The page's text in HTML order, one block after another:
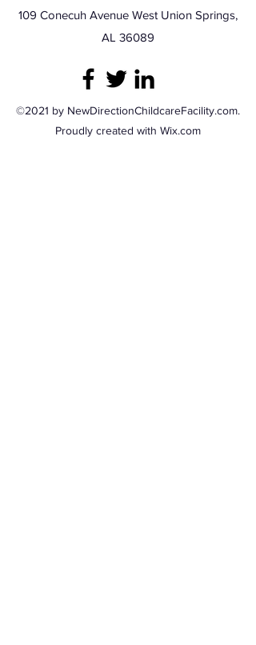
109 Conecuh Avenue West Union Springs,
AL 36089
©2021 by NewDirectionChildcareFacility.com.
Proudly created with Wix.com